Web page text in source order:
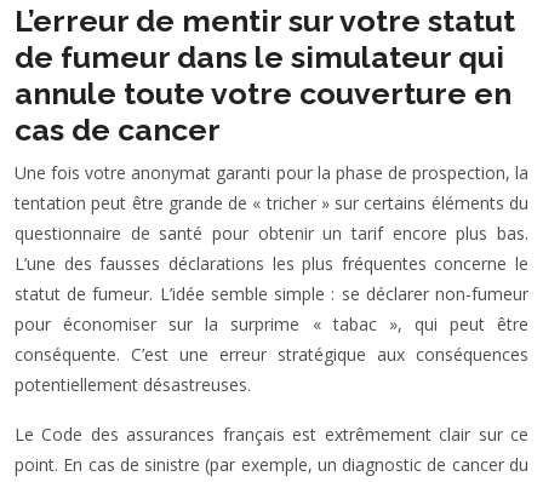
L’erreur de mentir sur votre statut
de fumeur dans le simulateur qui
annule toute votre couverture en
cas de cancer
Une fois votre anonymat garanti pour la phase de prospection, la
tentation peut être grande de « tricher » sur certains éléments du
questionnaire de santé pour obtenir un tarif encore plus bas.
L’une des fausses déclarations les plus fréquentes concerne le
statut de fumeur. L’idée semble simple : se déclarer non-fumeur
pour économiser sur la surprime « tabac », qui peut être
conséquente. C’est une erreur stratégique aux conséquences
potentiellement désastreuses.
Le Code des assurances français est extrêmement clair sur ce
point. En cas de sinistre (par exemple, un diagnostic de cancer du